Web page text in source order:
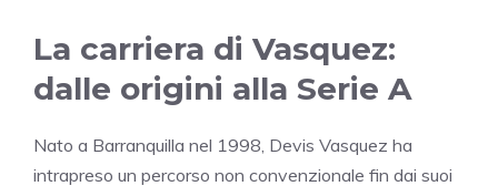
La carriera di Vasquez:
dalle origini alla Serie A
Nato a Barranquilla nel 1998, Devis Vasquez ha
intrapreso un percorso non convenzionale fin dai suoi